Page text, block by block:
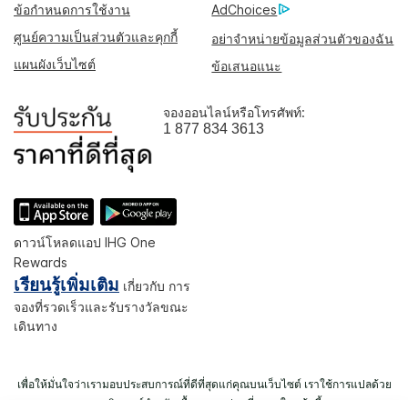
ข้อกำหนดการใช้งาน
AdChoices
ศูนย์ความเป็นส่วนตัวและคุกกี้
อย่าจำหน่ายข้อมูลส่วนตัวของฉัน
แผนผังเว็บไซต์
ข้อเสนอแนะ
จองออนไลน์หรือโทรศัพท์:
1 877 834 3613
ดาวน์โหลดแอป IHG One
Rewards
เรียนรู้เพิ่มเติม เกี่ยวกับ การ
จองที่รวดเร็วและรับรางวัลขณะ
เดินทาง
เพื่อให้มั่นใจว่าเรามอบประสบการณ์ที่ดีที่สุดแก่คุณบนเว็บไซต์ เราใช้การแปลด้วย